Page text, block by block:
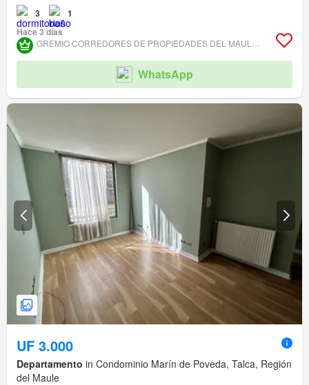
3
1
Hace 3 días
WhatsApp
UF 3.000
Departamento in Condominio Marín de Poveda, Talca, Región
del Maule